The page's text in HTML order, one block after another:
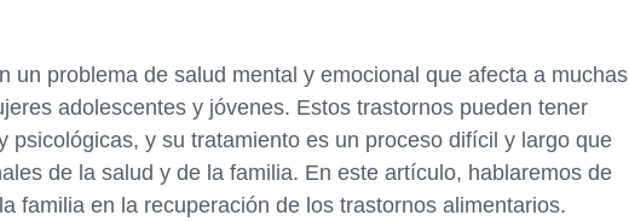
un problema de salud mental y emocional que afecta a muchas
adolescentes y jóvenes. Estos trastornos pueden tener
psicológicas, y su tratamiento es un proceso difícil y largo que
de la salud y de la familia. En este artículo, hablaremos de
familia en la recuperación de los trastornos alimentarios.